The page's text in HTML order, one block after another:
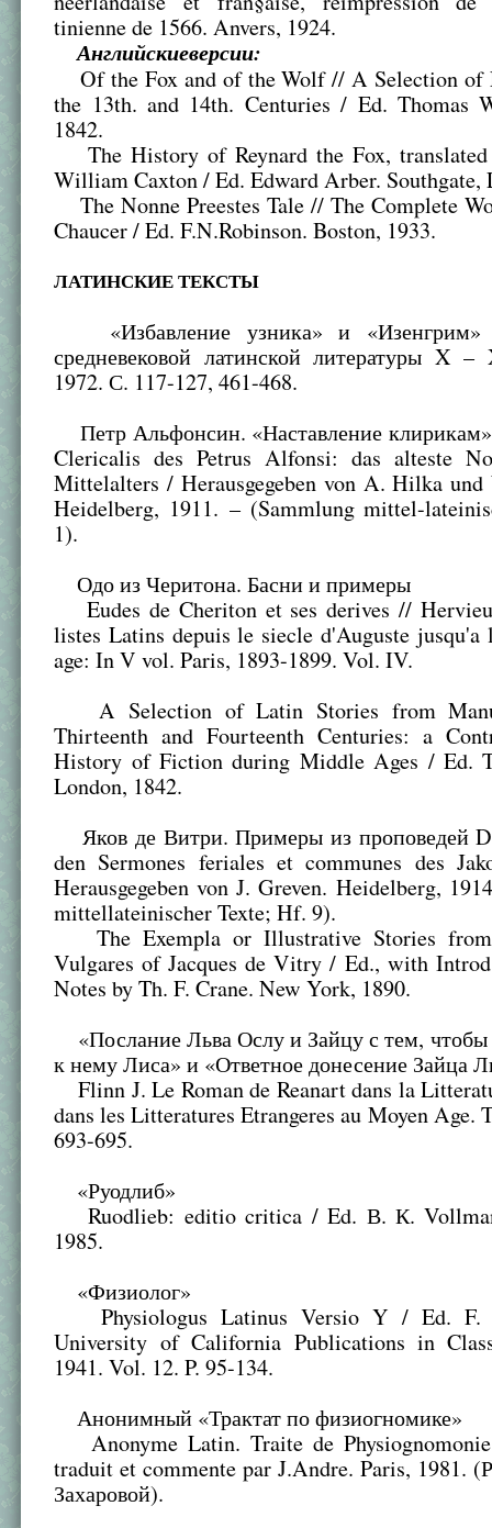
tinienne de 1566. Anvers, 1924.
Английскиеверсии:
Of the Fox and of the Wolf // A Selection of
the 13th. and 14th. Centuries / Ed. Thomas
1842.
The History of Reynard the Fox,
William Caxton / Ed. Edward Arber. Southgate,
The Nonne Preestes Tale // The Complete
Chaucer / Ed. F.N.Robinson. Boston, 1933.
ЛАТИНСКИЕ ТЕКСТЫ
«Избавление узника» и «Изенгрим»
средневековой латинской литературы X
1972. С. 117-127, 461-468.
Петр Альфонсин. «Наставление
Clericalis des Petrus Alfonsi: das alteste
Mittelalters / Herausgegeben von A. Hilka und
Heidelberg, 1911. – (Sammlung mittel-
1).
Одо из Черитона. Басни и примеры
Eudes de Cheriton et ses derives //
listes Latins depuis le siecle d'Auguste jusqu'a
age: In V vol. Paris, 1893-1899. Vol. IV.
A Selection of Latin Stories from
Thirteenth and Fourteenth Centuries: a
History of Fiction during Middle Ages / Ed.
London, 1842.
Яков де Витри. Примеры из проповедей
den Sermones feriales et communes des
Herausgegeben von J. Greven. Heidelberg,
mittellateinischer Texte; Hf. 9).
The Exempla or Illustrative Stories from
Vulgares of Jacques de Vitry / Ed., with
Notes by Th. F. Crane. New York, 1890.
«Послание Льва Ослу и Зайцу с тем, чтобы
к нему Лиса» и «Ответное донесение Зайца
Flinn J. Le Roman de Reanart dans la
dans les Litteratures Etrangeres au Moyen Age.
693-695.
«Руодлиб»
Ruodlieb: editio critica / Ed. В. К.
1985.
«Физиолог»
Physiologus Latinus Versio Y / Ed. F.
University of California Publications in
1941. Vol. 12. P. 95-134.
Анонимный «Трактат по физиогномике»
Anonyme Latin. Traite de
traduit et commente par J.Andre. Paris, 1981.
Захаровой).